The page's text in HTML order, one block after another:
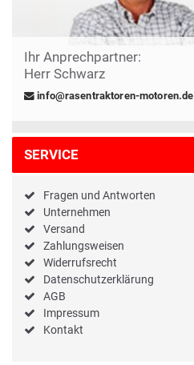
Ihr Anprechpartner:
Herr Schwarz
info@rasentraktoren-motoren.de
SERVICE
Fragen und Antworten
Unternehmen
Versand
Zahlungsweisen
Widerrufsrecht
Datenschutzerklärung
AGB
Impressum
Kontakt